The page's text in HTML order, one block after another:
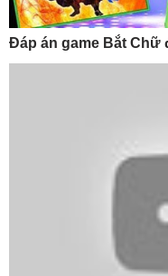
Đáp án game Bắt Chữ